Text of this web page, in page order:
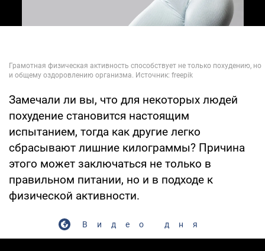
Замечали ли вы, что для некоторых людей
похудение становится настоящим
испытанием, тогда как другие легко
сбрасывают лишние килограммы? Причина
этого может заключаться не только в
правильном питании, но и в подходе к
физической активности.
Видео дня